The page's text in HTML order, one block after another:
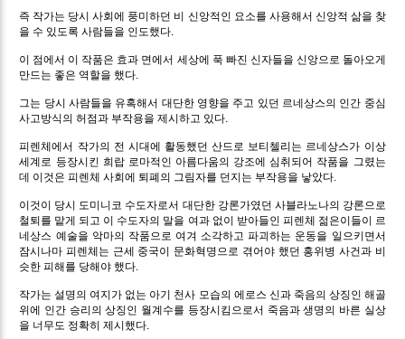
즉 작가는 당시 사회에 풍미하던 비 신앙적인 요소를 사용해서 신앙적 삶을 찾
을 수 있도록 사람들을 인도했다.
이 점에서 이 작품은 효과 면에서 세상에 푹 빠진 신자들을 신앙으로 돌아오게
만드는 좋은 역할을 했다.
그는 당시 사람들을 유혹해서 대단한 영향을 주고 있던 르네상스의 인간 중심
사고방식의 허점과 부작용을 제시하고 있다.
피렌체에서 작가의 전 시대에 활동했던 산드로 보티첼리는 르네상스가 이상
세계로 등장시킨 희랍 로마적인 아름다움의 강조에 심취되어 작품을 그렸는
데 이것은 피렌체 사회에 퇴폐의 그림자를 던지는 부작용을 낳았다.
이것이 당시 도미니코 수도자로서 대단한 강론가였던 사블라노나의 강론으로
철퇴를 맡게 되고 이 수도자의 말을 여과 없이 받아들인 피렌체 젊은이들이 르
네상스 예술을 악마의 작품으로 여겨 소각하고 파괴하는 운동을 일으키면서
잠시나마 피렌체는 근세 중국이 문화혁명으로 겪어야 했던 홍위병 사건과 비
슷한 피해를 당해야 했다.
작가는 설명의 여지가 없는 아기 천사 모습의 에로스 신과 죽음의 상징인 해골
위에 인간 승리의 상징인 월계수를 등장시킴으로서 죽음과 생명의 바른 실상
을 너무도 정확히 제시했다.